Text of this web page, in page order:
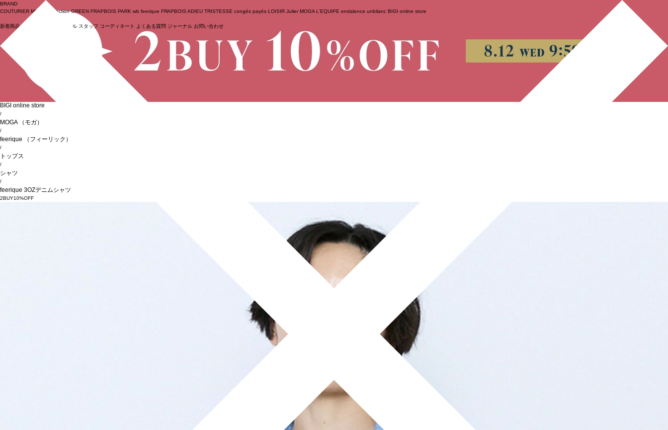
ログイン
BRAND
COUTURIER MOGA Collection GREEN FRAPBOIS PARK wb feerique FRAPBOIS ADIEU TRISTESSE congés payés LOISIR Julier MOGA L'EQUIPE endalence unbilanc BIGI online store
新着商品 (ライブ) セール スタッフ コーディネート よくある質問 ジャーナル お問い合わせ
BIGI online store
/
MOGA （モガ）
/
feerique （フィーリック）
/
トップス
/
シャツ
/
feerique 3OZデニムシャツ
2BUY10%OFF